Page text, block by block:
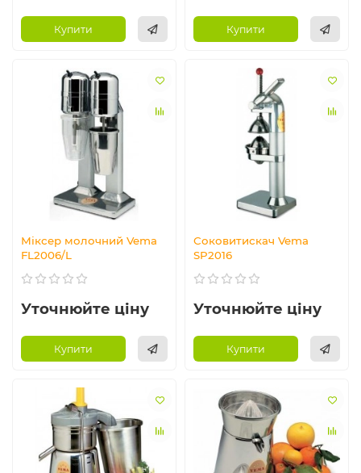
Купити Купити
Міксер молочний Vema
FL2006/L
Уточнюйте ціну
Купити
Соковитискач Vema
SP2016
Уточнюйте ціну
Купити